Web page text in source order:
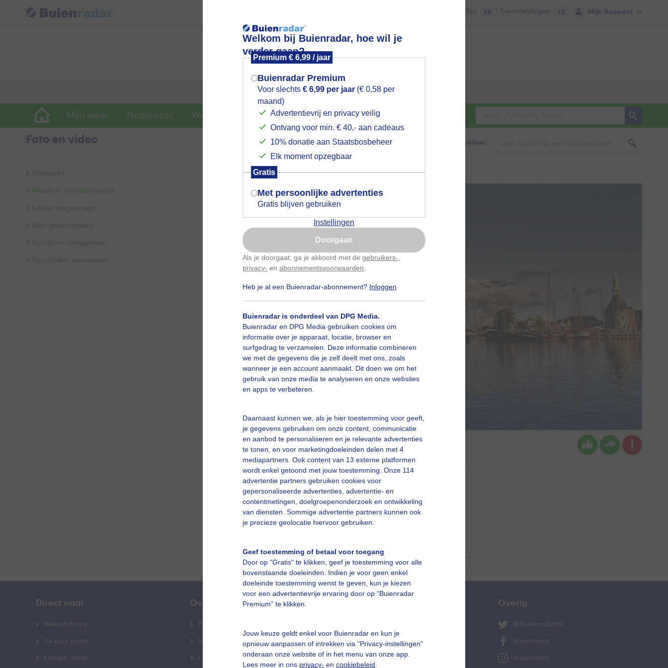
Welkom bij Buienradar, hoe wil je
verder gaan?
Premium € 6,99 / jaar
Buienradar Premium
Voor slechts € 6,99 per jaar (€ 0,58 per
maand)
Advertentievrij en privacy veilig
Ontvang voor min. € 40,- aan cadeaus
10% donatie aan Staatsbosbeheer
Elk moment opzegbaar
Gratis
Met persoonlijke advertenties
Gratis blijven gebruiken
Instellingen
Doorgaan
Als je doorgaat, ga je akkoord met de gebruikers-
privacy- en abonnementsvoorwaarden
Heb je al een Buienradar-abonnement? Inloggen
Buienradar is onderdeel van DPG Media.
Buienradar en DPG Media gebruiken cookies om
informatie over je apparaat, locatie, browser en
surfgedrag te verzamelen. Deze informatie combineren
we met de gegevens die je zelf deelt met ons, zoals
wanneer je een account aanmaakt. Dit doen we om het
gebruik van onze media te analyseren en onze websites
en apps te verbeteren.
Daarnaast kunnen we, als je hier toestemming voor geeft,
je gegevens gebruiken om onze content, communicatie
en aanbod te personaliseren en je relevante advertenties
te tonen, en voor marketingdoeleinden delen met 4
mediapartners. Ook content van 13 externe platformen
wordt enkel getoond met jouw toestemming. Onze 114
advertentie partners gebruiken cookies voor
gepersonaliseerde advertenties, advertentie- en
contentmetingen, doelgroepenonderzoek en ontwikkeling
van diensten. Sommige advertentie partners kunnen ook
je precieze geolocatie hiervoor gebruiken.
Geef toestemming of betaal voor toegang
Door op "Gratis" te klikken, geef je toestemming voor alle
bovenstaande doeleinden. Indien je voor geen enkel
doeleinde toestemming wenst te geven, kun je kiezen
voor een advertentievrije ervaring door op “Buienradar
Premium” te klikken.
Jouw keuze geldt enkel voor Buienradar en kun je
opnieuw aanpassen of intrekken via “Privacy-instellingen”
onderaan onze website of in het menu van onze app.
Lees meer in ons privacy- en cookiebeleid
Mijn Account
Files 14 | Treinmeldingen 13
Lees meer.
Mijn weer Nederland Wereldwijd Foto en video Weerzine
Foto en video Zoeken in foto & video:
Hoorn na zonsopkomst
Door: Ger Zandbergen Gemaakt: 11-06-2026, 42x bekeken
Bekijk slideshow
Een moment geduld aub...
Uitgelicht
Weerfoto van de maand
Laatst toegevoegd
Best gewaardeerd
Populaire categorieën
Foto/video toevoegen
Direct naar
Weerstations
24 uurs radar
Europa radar
Over Buienradar
Bedrijfsgegevens
Veelgestelde vragen
Contact
Overig
@BuienradarNL
Buienradar
Buienradar
Mogen we je locatie gebruiken voor
het weer?
Indien je hier nog geen akkoord op hebt
gegeven, verschijnt er zo een pop-up uit
je browser waarin deze toestemming
gevraagd wordt.
Is goed, toon de popup
Nu niet, misschien later
Gebruik je Safari en wil je niet elke dag deze pop-up
Klikhierom dit aan te passen